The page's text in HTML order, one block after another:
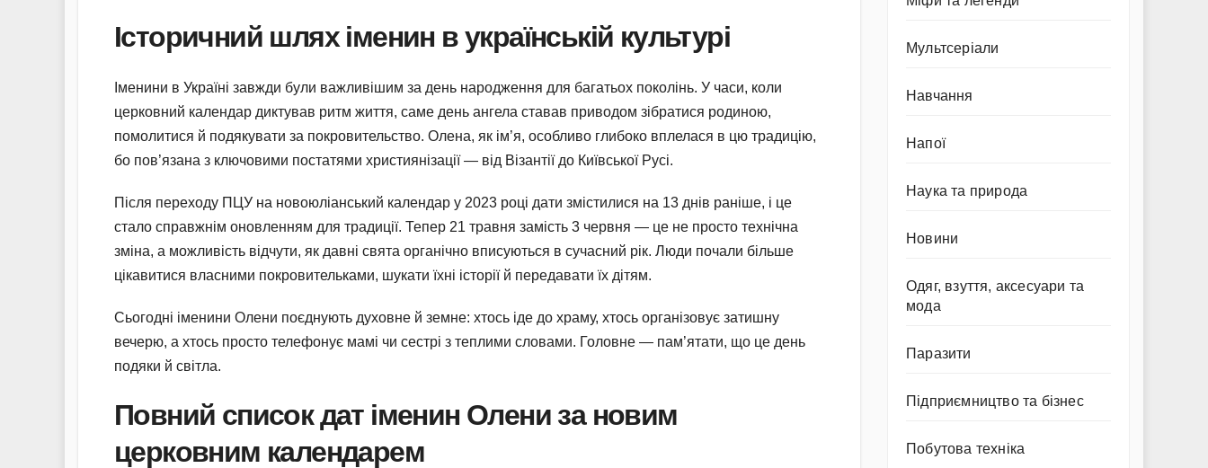
Історичний шлях іменин в українській культурі
Іменини в Україні завжди були важливішим за день народження для багатьох поколінь. У часи, коли
церковний календар диктував ритм життя, саме день ангела ставав приводом зібратися родиною,
помолитися й подякувати за покровительство. Олена, як ім’я, особливо глибоко вплелася в цю традицію,
бо пов’язана з ключовими постатями християнізації — від Візантії до Київської Русі.
Після переходу ПЦУ на новоюліанський календар у 2023 році дати змістилися на 13 днів раніше, і це
стало справжнім оновленням для традиції. Тепер 21 травня замість 3 червня — це не просто технічна
зміна, а можливість відчути, як давні свята органічно вписуються в сучасний рік. Люди почали більше
цікавитися власними покровительками, шукати їхні історії й передавати їх дітям.
Сьогодні іменини Олени поєднують духовне й земне: хтось іде до храму, хтось організовує затишну
вечерю, а хтось просто телефонує мамі чи сестрі з теплими словами. Головне — пам’ятати, що це день
подяки й світла.
Повний список дат іменин Олени за новим
церковним календарем
Мультсеріали
Навчання
Напої
Наука та природа
Новини
Одяг, взуття, аксесуари та
мода
Паразити
Підприємництво та бізнес
Побутова техніка